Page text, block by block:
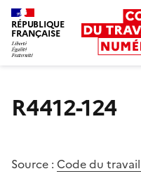
RÉPUBLIQUE
FRANÇAISE
R4412-124
Source : Code du travail